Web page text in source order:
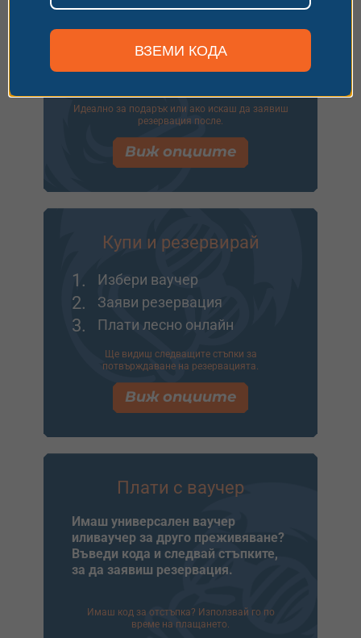
1. Избери ваучер
Добави опаковка
Идеално за подарък или ако искаш да заявиш
резервация после.
Виж опциите
Купи и резервирай
1. Избери ваучер
2. Заяви резервация
3. Плати лесно онлайн
Ще видиш следващите стъпки за
потвърждаване на резервацията.
Виж опциите
Плати с ваучер
Имаш универсален ваучер
иливаучер за друго преживяване?
Въведи кода и следвай стъпките,
за да заявиш резервация.
Имаш код за отстъпка? Използвай го по
време на плащането.
ВЗЕМИ КОДА